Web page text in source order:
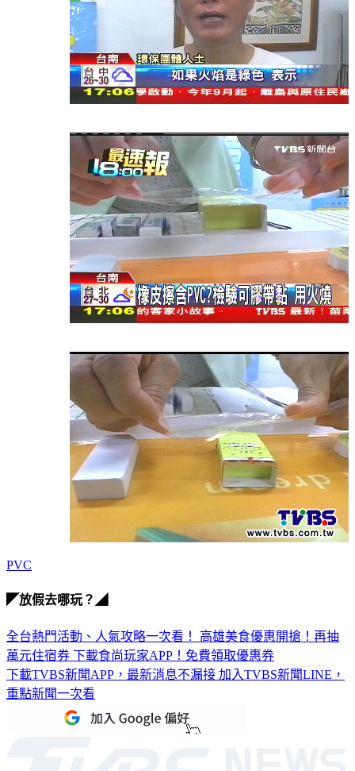
PVC
◤放假去哪玩？◢
全台熱門活動、人氣攻略一次看！ 高雄美食優惠開搶！再抽
萬元住宿券 下載食尚玩家APP！免費領取優惠券
下載TVBS新聞APP，最新消息不漏接 加入TVBS新聞LINE，
重點新聞一次看